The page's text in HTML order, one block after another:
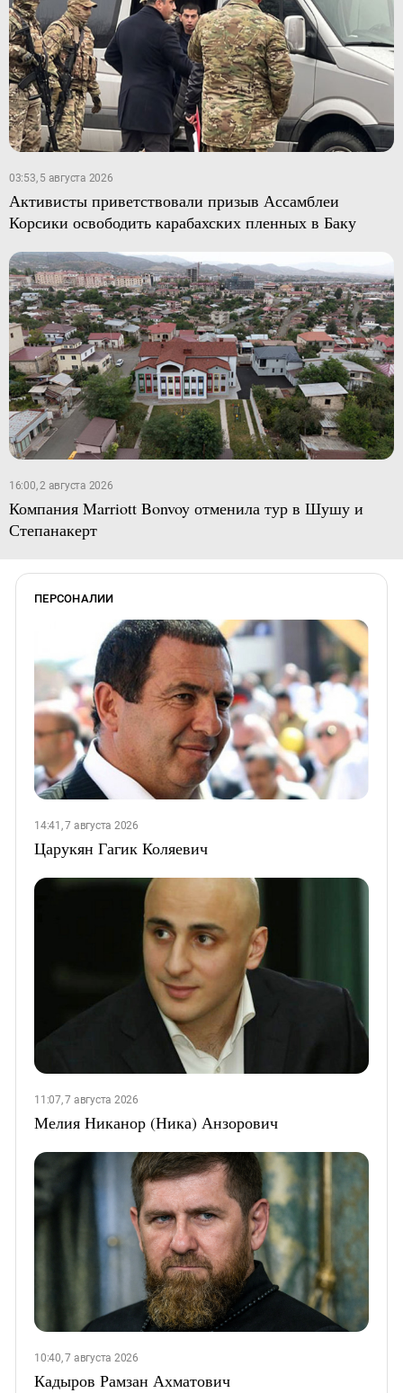
03:53, 5 августа 2026
Активисты приветствовали призыв Ассамблеи
Корсики освободить карабахских пленных в Баку
16:00, 2 августа 2026
Компания Marriott Bonvoy отменила тур в Шушу и
Степанакерт
ПЕРСОНАЛИИ
14:41, 7 августа 2026
Царукян Гагик Коляевич
11:07, 7 августа 2026
Мелия Никанор (Ника) Анзорович
10:40, 7 августа 2026
Кадыров Рамзан Ахматович